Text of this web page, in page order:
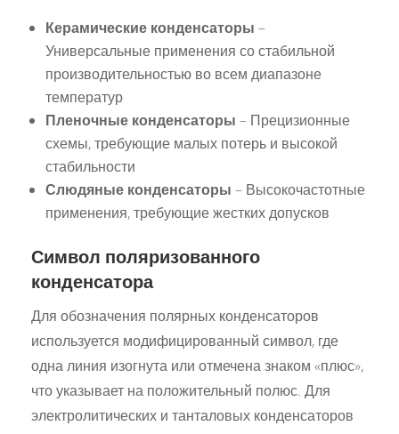
Керамические конденсаторы –
Универсальные применения со стабильной
производительностью во всем диапазоне
температур
Пленочные конденсаторы – Прецизионные
схемы, требующие малых потерь и высокой
стабильности
Слюдяные конденсаторы – Высокочастотные
применения, требующие жестких допусков
Символ поляризованного
конденсатора
Для обозначения полярных конденсаторов
используется модифицированный символ, где
одна линия изогнута или отмечена знаком «плюс»,
что указывает на положительный полюс. Для
электролитических и танталовых конденсаторов